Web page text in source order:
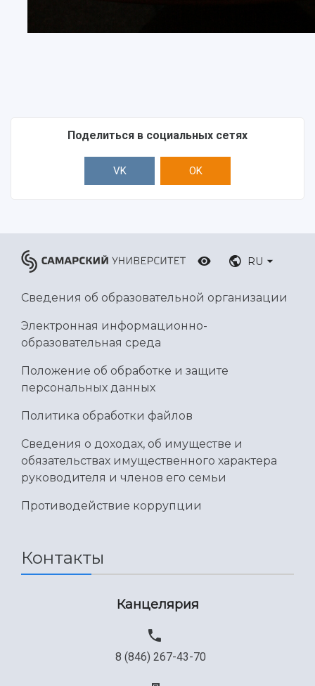
Поделиться в социальных сетях
VK OK
RU
Сведения об образовательной организации
Электронная информационно-
образовательная среда
Положение об обработке и защите
персональных данных
Политика обработки файлов
Сведения о доходах, об имуществе и
обязательствах имущественного характера
руководителя и членов его семьи
Противодействие коррупции
Контакты
Канцелярия
8 (846) 267-43-70